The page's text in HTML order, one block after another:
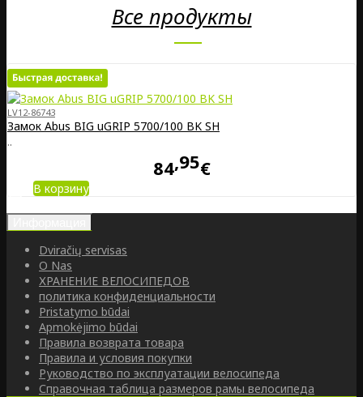
Все продукты
LV12-86743
Замок Abus BIG uGRIP 5700/100 BK SH
..
84 95€
В корзину
Dviračių servisas
O Nas
ХРАНЕНИЕ ВЕЛОСИПЕДОВ
политика конфиденциальности
Pristatymo būdai
Apmokėjimo būdai
Правила возврата товара
Правила и условия покупки
Руководство по эксплуатации велосипеда
Справочная таблица размеров рамы велосипеда